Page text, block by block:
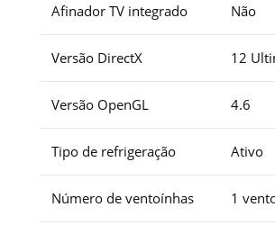
Afinador TV integrado Não
Versão DirectX 1‎2
Versão OpenGL 4.6
Tipo de refrigeração Ativo
Número de ventoínhas 1